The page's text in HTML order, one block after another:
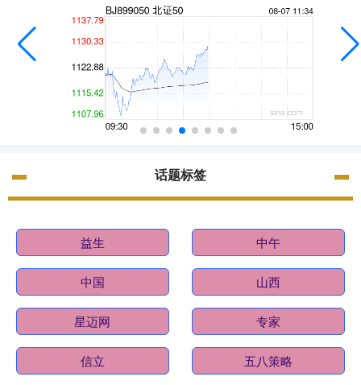
话题标签
益生 中午
中国 山西
星迈网 专家
信立 五八策略